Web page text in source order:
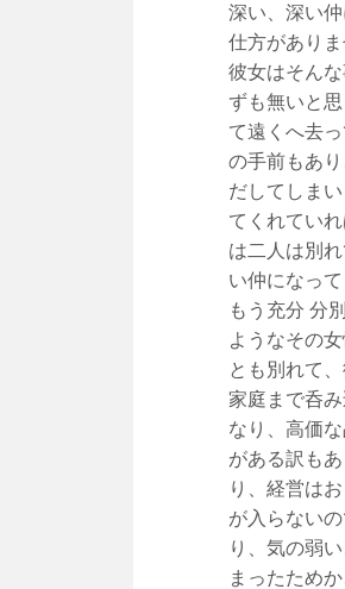
深い、深い
仕方がありま
彼女はそん
ずも無いと
て遠くへ去
の手前もあ
だしてしま
てくれてい
は二人は別
い仲になっ
もう充分 分
ようなその
とも別れて
家庭まで呑
なり、高価
がある訳も
り、経営は
が入らない
り、気の弱
まったため